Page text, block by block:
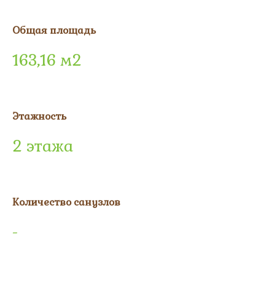
Общая площадь
163,16 м2
Этажность
2 этажа
Количество санузлов
-